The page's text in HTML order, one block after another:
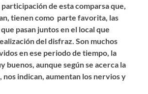
de esta comparsa que,
tienen como parte favorita, las
pasan juntos en el local que
del disfraz. Son muchos
en ese periodo de tiempo, la
buenos, aunque según se acerca la
nos indican, aumentan los nervios y